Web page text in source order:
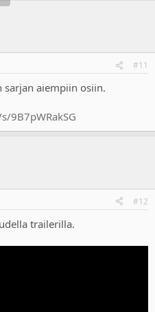
#11
sarjan aiempiin osiin.
9B7pWRakSG
#12
trailerilla.